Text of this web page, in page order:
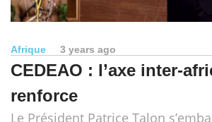
Afrique 3 years ago
CEDEAO : l’axe inter-
renforce
Le Président Patrice Talon